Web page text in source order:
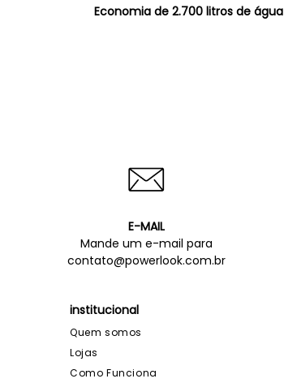
Economia de 2.700 litros de água
E-MAIL
Mande um e-mail para
contato@powerlook.com.br
institucional
Quem somos
Lojas
Como Funciona